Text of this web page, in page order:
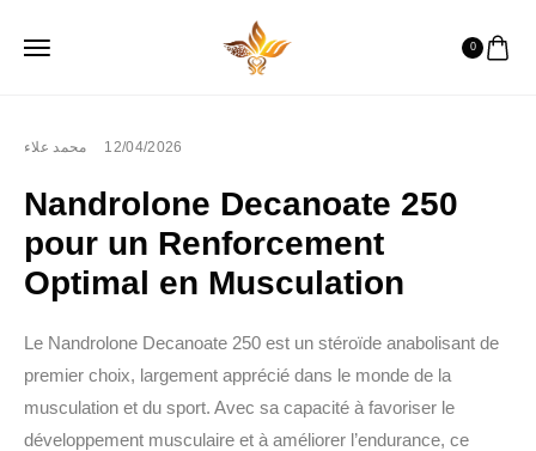
0
محمد علاء 12/04/2026
Nandrolone Decanoate 250
pour un Renforcement
Optimal en Musculation
Le Nandrolone Decanoate 250 est un stéroïde anabolisant de
premier choix, largement apprécié dans le monde de la
musculation et du sport. Avec sa capacité à favoriser le
développement musculaire et à améliorer l’endurance, ce